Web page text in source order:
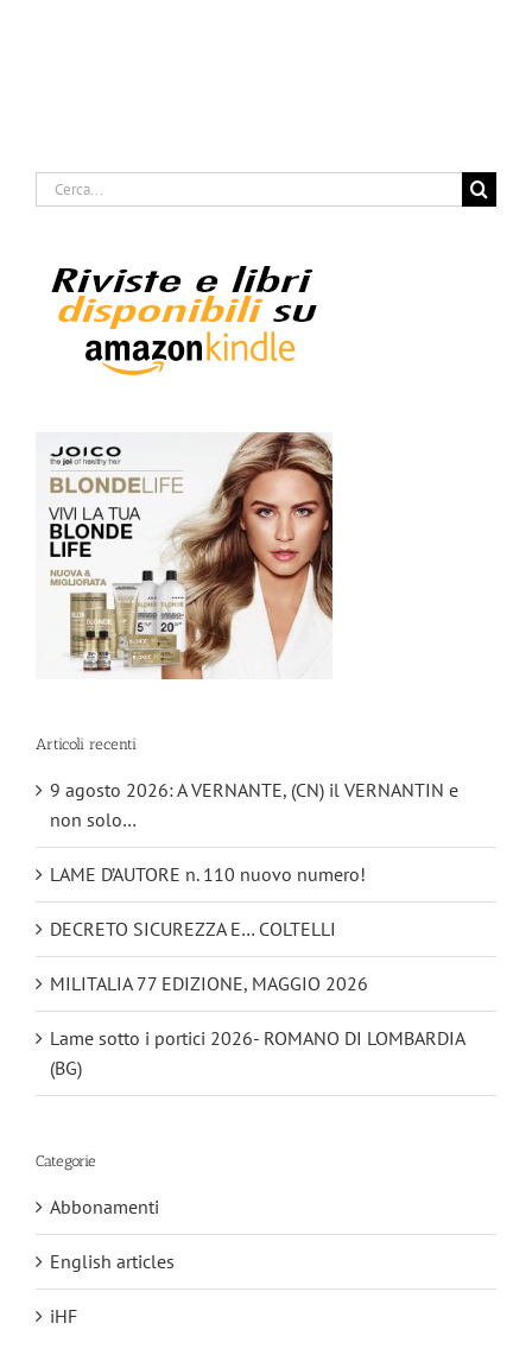
Cerca
per:
Articoli recenti
9 agosto 2026: A VERNANTE, (CN) il VERNANTIN e
non solo…
LAME D’AUTORE n. 110 nuovo numero!
DECRETO SICUREZZA E… COLTELLI
MILITALIA 77 EDIZIONE, MAGGIO 2026
Lame sotto i portici 2026- ROMANO DI LOMBARDIA
(BG)
Categorie
Abbonamenti
English articles
iHF